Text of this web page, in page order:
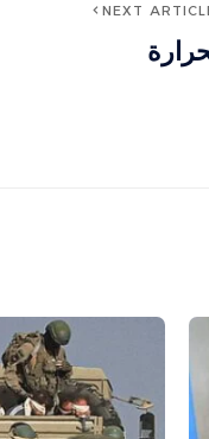
NEXT